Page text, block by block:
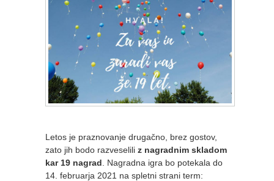
Letos je praznovanje drugačno, brez gostov,
zato jih bodo razveselili z nagradnim skladom
kar 19 nagrad . Nagradna igra bo potekala do
14. februarja 2021 na spletni strani term: